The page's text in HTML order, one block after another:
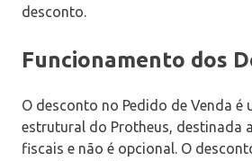
desconto.
Funcionamento dos
O desconto no Pedido de Venda é
estrutural do Protheus, destinada
fiscais e não é opcional. O